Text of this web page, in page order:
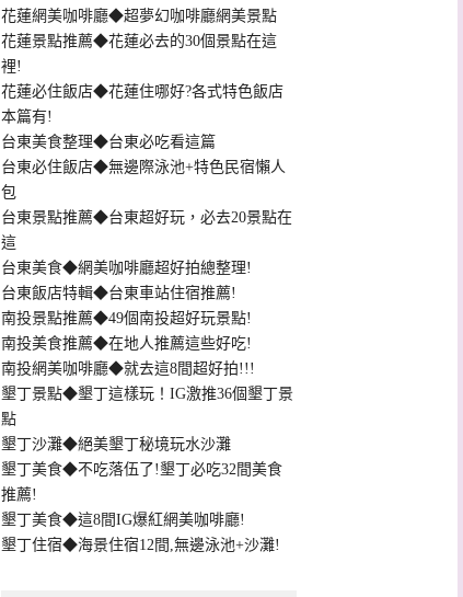
花蓮網美咖啡廳◆超夢幻咖啡廳網美景點
花蓮景點推薦◆花蓮必去的30個景點在這
裡!
花蓮必住飯店◆花蓮住哪好?各式特色飯店
本篇有!
台東美食整理◆台東必吃看這篇
台東必住飯店◆無邊際泳池+特色民宿懶人
包
台東景點推薦◆台東超好玩，必去20景點在
這
台東美食◆網美咖啡廳超好拍總整理!
台東飯店特輯◆台東車站住宿推薦!
南投景點推薦◆49個南投超好玩景點!
南投美食推薦◆在地人推薦這些好吃!
南投網美咖啡廳◆就去這8間超好拍!!!
墾丁景點◆墾丁這樣玩！IG激推36個墾丁景
點
墾丁沙灘◆絕美墾丁秘境玩水沙灘
墾丁美食◆不吃落伍了!墾丁必吃32間美食
推薦!
墾丁美食◆這8間IG爆紅網美咖啡廳!
墾丁住宿◆海景住宿12間,無邊泳池+沙灘!